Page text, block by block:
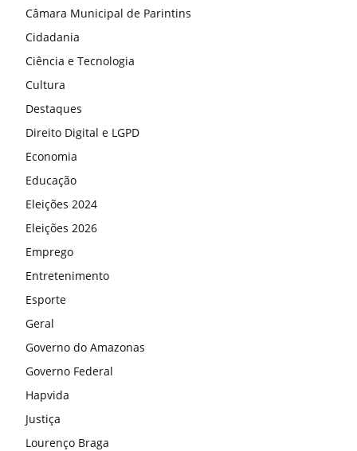
Câmara Municipal de Parintins
Cidadania
Ciência e Tecnologia
Cultura
Destaques
Direito Digital e LGPD
Economia
Educação
Eleições 2024
Eleições 2026
Emprego
Entretenimento
Esporte
Geral
Governo do Amazonas
Governo Federal
Hapvida
Justiça
Lourenço Braga